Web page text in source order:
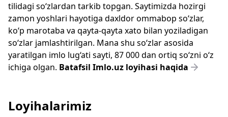
tilidagi so‘zlardan tarkib topgan. Saytimizda hozirgi
zamon yoshlari hayotiga daxldor ommabop so‘zlar,
ko‘p marotaba va qayta-qayta xato bilan yoziladigan
so‘zlar jamlashtirilgan. Mana shu so‘zlar asosida
yaratilgan imlo lug‘ati sayti, 87 000 dan ortiq so‘zni o‘z
ichiga olgan. Batafsil Imlo.uz loyihasi haqida
Loyihalarimiz